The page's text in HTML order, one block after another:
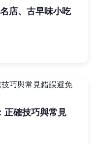
店、古早味小吃
正確技巧與常見